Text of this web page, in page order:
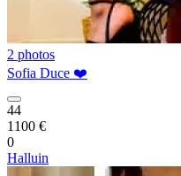
2 photos
Sofia Duce ❤️
44
1100 €
0
Halluin